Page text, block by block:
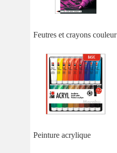
Feutres et crayons couleur
Peinture acrylique